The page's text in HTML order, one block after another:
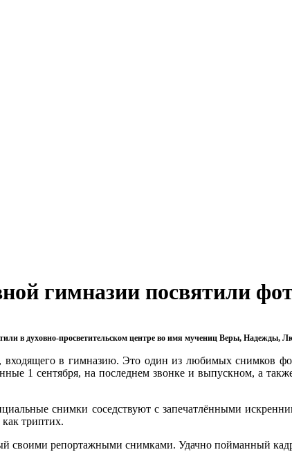
гимназии посвятили
в духовно-просветительском центре во имя мучениц Веры, Надежды,
в гимназию. Это один из любимых снимков
1 сентября, на последнем звонке и выпускном, а
снимки соседствуют с запечатлёнными
триптих.
своими репортажными снимками. Удачно пойманный